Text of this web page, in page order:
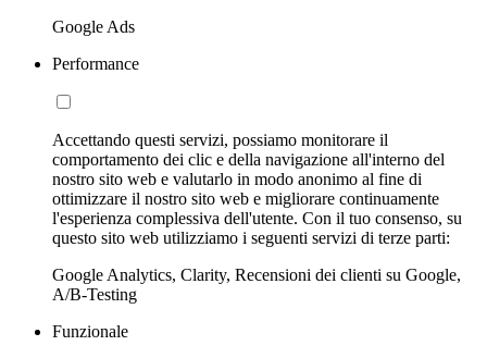
Google Ads
Performance
Accettando questi servizi, possiamo monitorare il
comportamento dei clic e della navigazione all'interno del
nostro sito web e valutarlo in modo anonimo al fine di
ottimizzare il nostro sito web e migliorare continuamente
l'esperienza complessiva dell'utente. Con il tuo consenso, su
questo sito web utilizziamo i seguenti servizi di terze parti:
Google Analytics, Clarity, Recensioni dei clienti su Google,
A/B-Testing
Funzionale